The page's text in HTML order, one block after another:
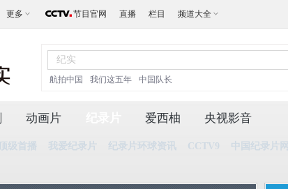
更多 节目官网 直播 栏目 频道大全
航拍中国 我们这五年 中国队长
动画片
顶级首播 我爱纪录片 纪录片环球资讯 CCTV9 中国纪录片网
爱西柚 央视影音